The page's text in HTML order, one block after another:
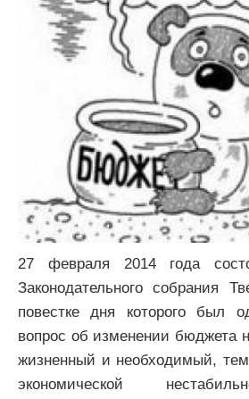
27 февраля 2014 года
Законодательного собрания
повестке дня которого был
вопрос об изменении бюджета
жизненный и необходимый,
экономической